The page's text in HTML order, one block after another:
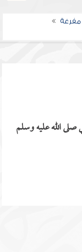
الله عليه وسلم